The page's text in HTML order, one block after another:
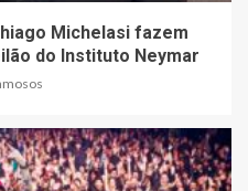
Michelasi fazem
do Instituto Neymar